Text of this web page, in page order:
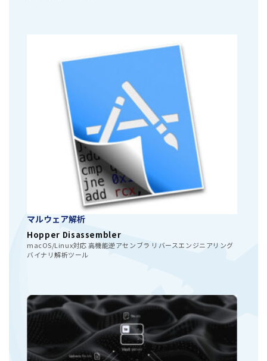
マルウェア解析
Hopper Disassembler
macOS/Linux対応 高機能逆アセンブラ リバースエンジニアリング
バイナリ解析ツール